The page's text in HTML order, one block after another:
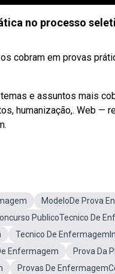
no processo
cobram em provas
e assuntos mais
humanização,. Web —
ModeloDe Prova
PublicoTecnico De
Tecnico De
Enfermagem
Prova Da
Provas De